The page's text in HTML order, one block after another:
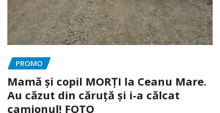
PROMO
Mamă și copil MORȚI la Ceanu Mare.
Au căzut din căruță și i-a călcat
camionul! FOTO